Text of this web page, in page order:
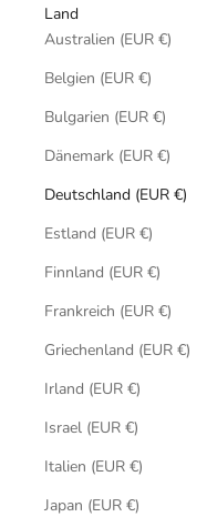
Land
Australien (EUR €)
Belgien (EUR €)
Bulgarien (EUR €)
Dänemark (EUR €)
Deutschland (EUR €)
Estland (EUR €)
Finnland (EUR €)
Frankreich (EUR €)
Griechenland (EUR €)
Irland (EUR €)
Israel (EUR €)
Italien (EUR €)
Japan (EUR €)